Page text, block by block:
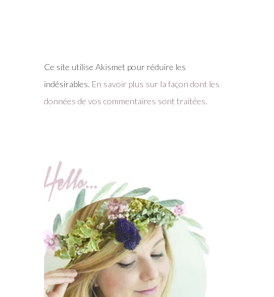
Ce site utilise Akismet pour réduire les
indésirables. En savoir plus sur la façon dont les
données de vos commentaires sont traitées.